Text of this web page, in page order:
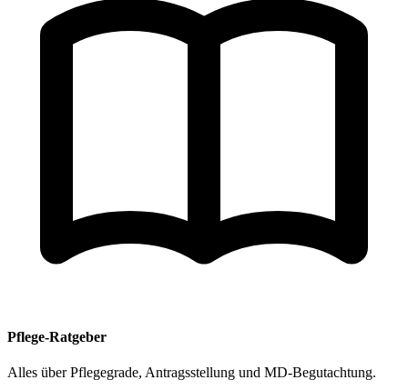
Pflege-Ratgeber
Alles über Pflegegrade, Antragsstellung und MD-Begutachtung.